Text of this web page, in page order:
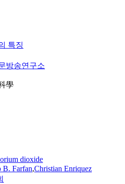
특징
방송연구소
學
dioxide
B. Farfan,Christian Enriquez